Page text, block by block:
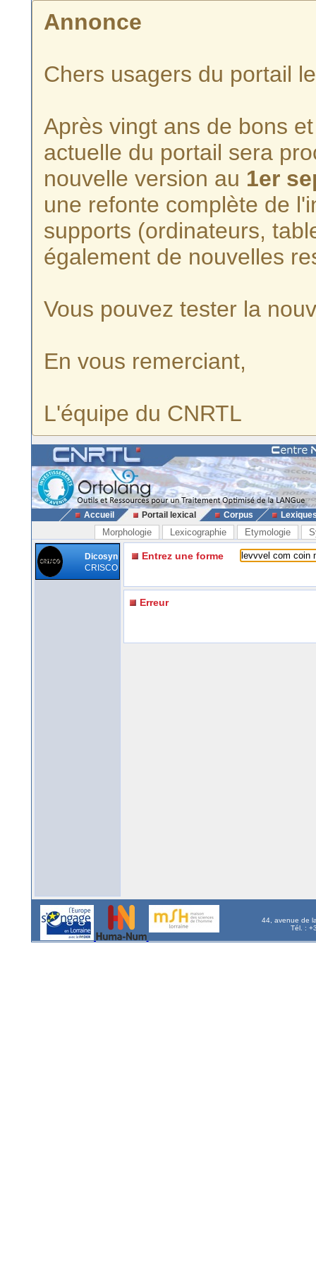
Annonce
Chers usagers du portail
Après vingt ans de bons
actuelle du portail sera
nouvelle version au 1er
une refonte complète de
supports (ordinateurs,
également de nouvelles
Vous pouvez tester la
En vous remerciant,
L'équipe du CNRTL
Accueil Portail lexical Corpus
Morphologie Lexicographie Etymologie
Dicosyn
CRISCO
Entrez une forme
Erreur
44, avenue de
Tél. :